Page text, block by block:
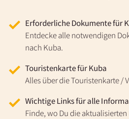
Erforderliche Dokumente für
Entdecke alle notwendigen
nach Kuba.
Touristenkarte für Kuba
Alles über die Touristenkarte /
Wichtige Links für alle
Finde, wo Du die